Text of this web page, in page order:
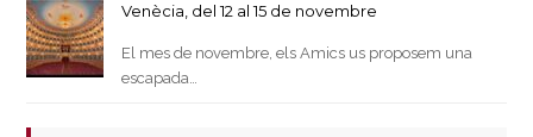
Venècia, del 12 al 15 de novembre
El mes de novembre, els Amics us proposem una
escapada…